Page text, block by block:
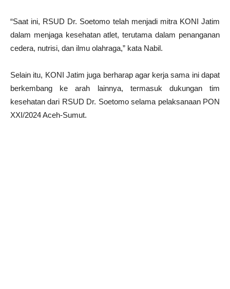
“Saat ini, RSUD Dr. Soetomo telah menjadi mitra KONI Jatim
dalam menjaga kesehatan atlet, terutama dalam penanganan
cedera, nutrisi, dan ilmu olahraga,” kata Nabil.
Selain itu, KONI Jatim juga berharap agar kerja sama ini dapat
berkembang ke arah lainnya, termasuk dukungan tim
kesehatan dari RSUD Dr. Soetomo selama pelaksanaan PON
XXI/2024 Aceh-Sumut.